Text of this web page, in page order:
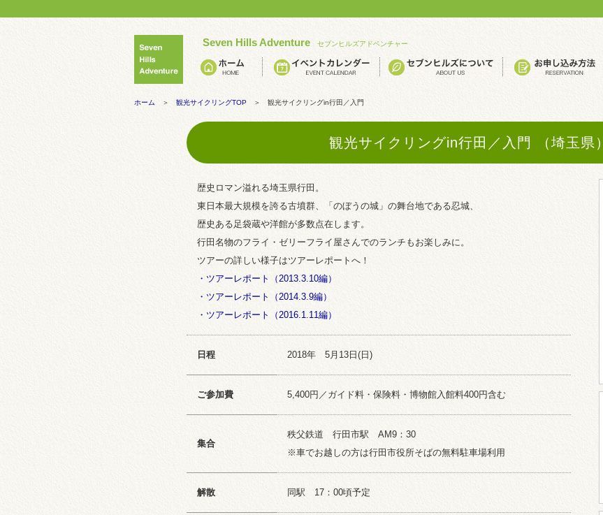
Seven Hills Adventure セブンヒルズアドベンチャー
ホーム ＞ 観光サイクリングTOP ＞ 観光サイクリングin行田／入門
観光サイクリングin行田／入門 （埼玉県）
歴史ロマン溢れる埼玉県行田。
東日本最大規模を誇る古墳群、「のぼうの城」の舞台地である忍城、
歴史ある足袋蔵や洋館が多数点在します。
行田名物のフライ・ゼリーフライ屋さんでのランチもお楽しみに。
ツアーの詳しい様子はツアーレポートへ！
・ツアーレポート（2013.3.10編）
・ツアーレポート（2014.3.9編）
・ツアーレポート（2016.1.11編）
日程 2018年 5月13日(日)
ご参加費 5,400円／ガイド料・保険料・博物館入館料400円含む
集合
秩父鉄道 行田市駅 AM9：30
※車でお越しの方は行田市役所そばの無料駐車場利用
解散 同駅 17：00頃予定